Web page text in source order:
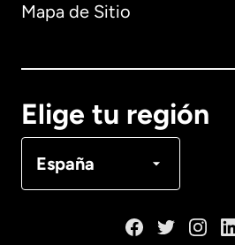
Mapa de Sitio
Elige tu región
España
Français